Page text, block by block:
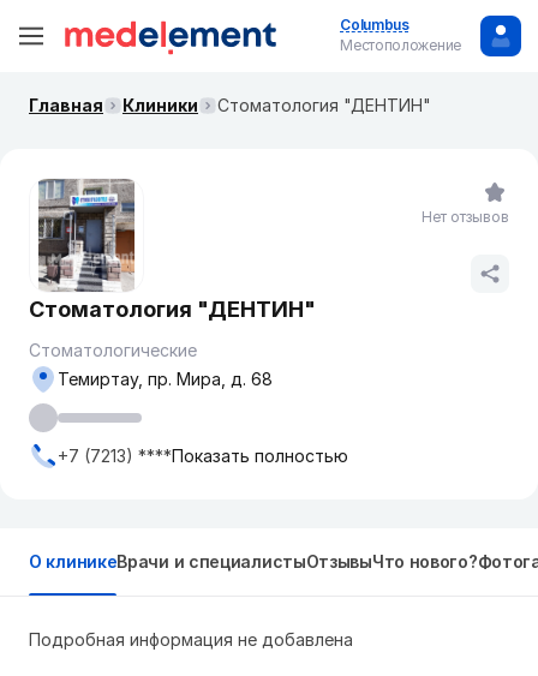
Columbus
Местоположение
Главная Клиники Стоматология "ДЕНТИН"
Стоматология "ДЕНТИН"
Стоматологические
Темиртау, пр. Мира, д. 68
+7 (7213) ****Показать полностью
Нет отзывов
О клиникеВрачи и специалистыОтзывыЧто нового?
Подробная информация не добавлена